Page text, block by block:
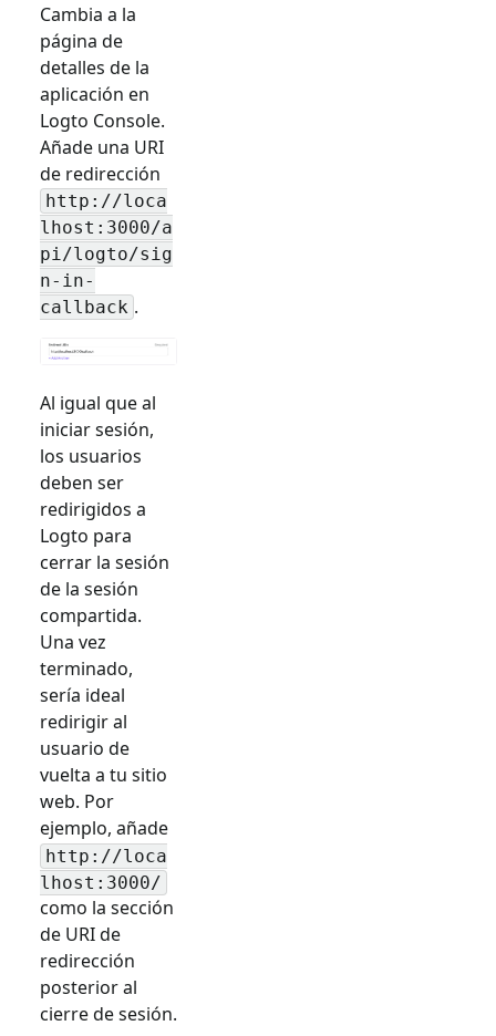
Cambia a la
página de
detalles de la
aplicación en
Logto Console.
Añade una URI
de redirección
http://loca
lhost:3000/a
pi/logto/sig
n-in-
callback .
Al igual que al
iniciar sesión,
los usuarios
deben ser
redirigidos a
Logto para
cerrar la sesión
de la sesión
compartida.
Una vez
terminado,
sería ideal
redirigir al
usuario de
vuelta a tu sitio
web. Por
ejemplo, añade
http://loca
lhost:3000/
como la sección
de URI de
redirección
posterior al
cierre de sesión.